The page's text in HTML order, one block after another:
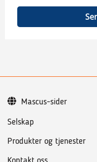
Selskap
Produkter og tjenester
Mascus-sider